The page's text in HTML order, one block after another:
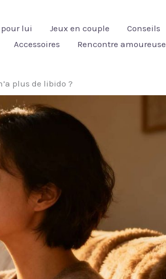
lui Jeux en couple Conseils
Accessoires Rencontre amoureuse
plus de libido ?